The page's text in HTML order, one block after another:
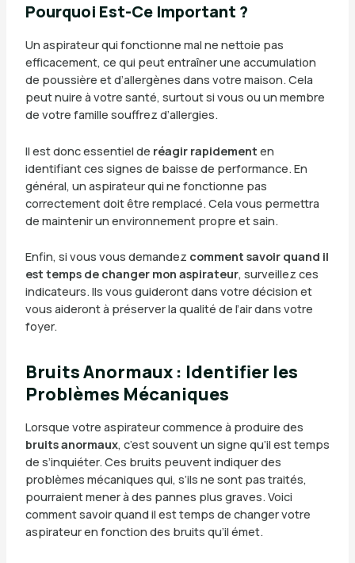
Pourquoi Est-Ce Important ?
Un aspirateur qui fonctionne mal ne nettoie pas
efficacement, ce qui peut entraîner une accumulation
de poussière et d’allergènes dans votre maison. Cela
peut nuire à votre santé, surtout si vous ou un membre
de votre famille souffrez d’allergies.
Il est donc essentiel de réagir rapidement en
identifiant ces signes de baisse de performance. En
général, un aspirateur qui ne fonctionne pas
correctement doit être remplacé. Cela vous permettra
de maintenir un environnement propre et sain.
Enfin, si vous vous demandez comment savoir quand il
est temps de changer mon aspirateur, surveillez ces
indicateurs. Ils vous guideront dans votre décision et
vous aideront à préserver la qualité de l’air dans votre
foyer.
Bruits Anormaux : Identifier les
Problèmes Mécaniques
Lorsque votre aspirateur commence à produire des
bruits anormaux, c’est souvent un signe qu’il est temps
de s’inquiéter. Ces bruits peuvent indiquer des
problèmes mécaniques qui, s’ils ne sont pas traités,
pourraient mener à des pannes plus graves. Voici
comment savoir quand il est temps de changer votre
aspirateur en fonction des bruits qu’il émet.